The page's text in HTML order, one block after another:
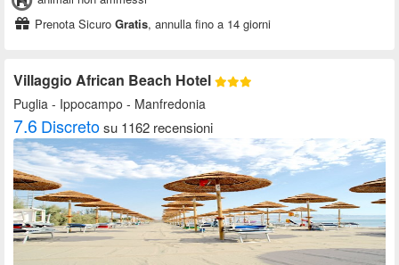
Prenota Sicuro Gratis, annulla fino a 14 giorni
Villaggio African Beach Hotel
Puglia - Ippocampo - Manfredonia
7.6 Discretosu 1162 recensioni